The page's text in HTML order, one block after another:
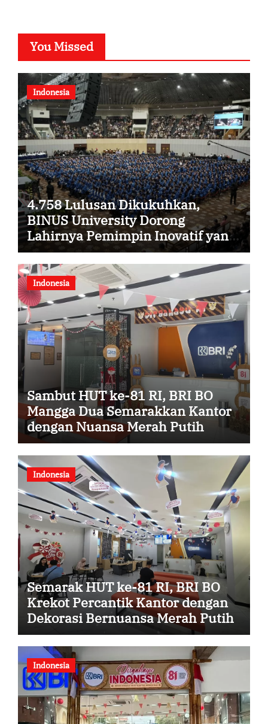
You Missed
Indonesia
4.758 Lulusan Dikukuhkan,
BINUS University Dorong
Lahirnya Pemimpin Inovatif yang
Berdampak
Indonesia
Sambut HUT ke-81 RI, BRI BO
Mangga Dua Semarakkan Kantor
dengan Nuansa Merah Putih
Indonesia
Semarak HUT ke-81 RI, BRI BO
Krekot Percantik Kantor dengan
Dekorasi Bernuansa Merah Putih
Indonesia